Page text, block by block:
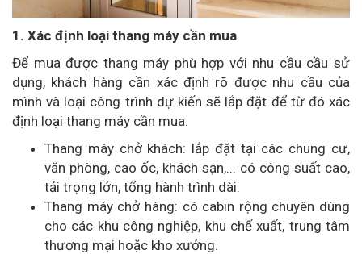
1. Xác định loại thang máy cần mua
Để mua được thang máy phù hợp với nhu cầu cầu sử
dụng, khách hàng cần xác định rõ được nhu cầu của
mình và loại công trình dự kiến sẽ lắp đặt để từ đó xác
định loại thang máy cần mua.
Thang máy chở khách: lắp đặt tại các chung cư,
văn phòng, cao ốc, khách sạn,... có công suất cao,
tải trọng lớn, tổng hành trình dài.
Thang máy chở hàng: có cabin rộng chuyên dùng
cho các khu công nghiệp, khu chế xuất, trung tâm
thương mại hoặc kho xưởng.